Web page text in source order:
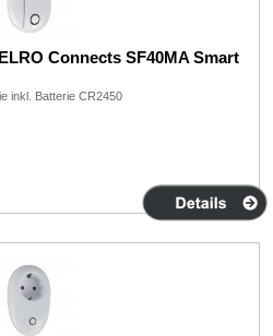
Connects SF40MA Smart
inkl. Batterie CR2450